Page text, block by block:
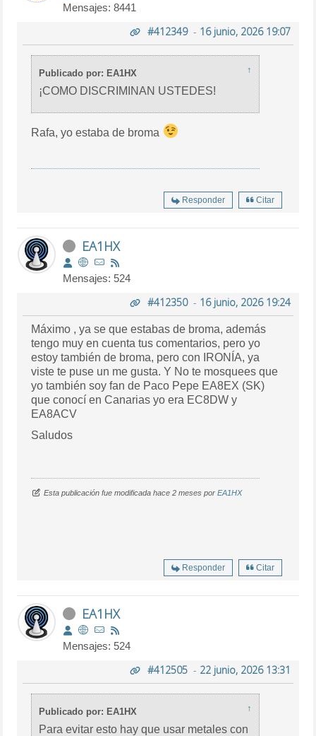
Mensajes: 8441
#412349- 16 junio, 2026 19:07
Publicado por: EA1HX ↑
¡COMO DISCRIMINAN USTEDES!
Rafa, yo estaba de broma
Responder Citar
EA1HX
Mensajes: 524
#412350- 16 junio, 2026 19:24
Máximo , ya se que estabas de broma, además
tengo muy en cuenta tus comentarios, pero yo
estoy también de broma, pero con IRONÍA, ya
viste te puse un me gusta. Y No te mosquees que
yo también soy fan de Paco Pepe EA8EX (SK)
que conocí en Canarias yo era EC8DW y
EA8ACV
Saludos
Esta publicación fue modificada hace 2 meses porEA1HX
Responder Citar
EA1HX
Mensajes: 524
#412505- 22 junio, 2026 13:31
Publicado por: EA1HX ↑
Para evitar esto hay que usar metales con